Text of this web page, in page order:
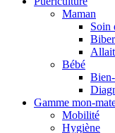
Maman
Soin
Bébé
Gamme mon-
Mobilité
Hygiène